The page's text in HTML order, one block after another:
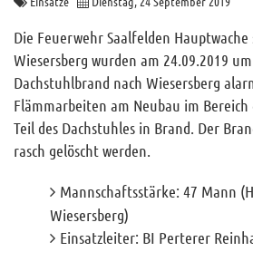
Funktionäre
Info und Tipps
Veranstaltungen
Mitgliederbereich
Home
Kontakt
Sitemap
Die Feuerwehr Saalfelden Hauptwache
Wiesersberg wurden am 24.09.2019
Dachstuhlbrand nach Wiesersberg
Flämmarbeiten am Neubau im Bereich
Teil des Dachstuhles in Brand. Der
rasch gelöscht werden.
Mannschaftsstärke: 47 Mann
Wiesersberg)
Einsatzleiter: BI Perterer